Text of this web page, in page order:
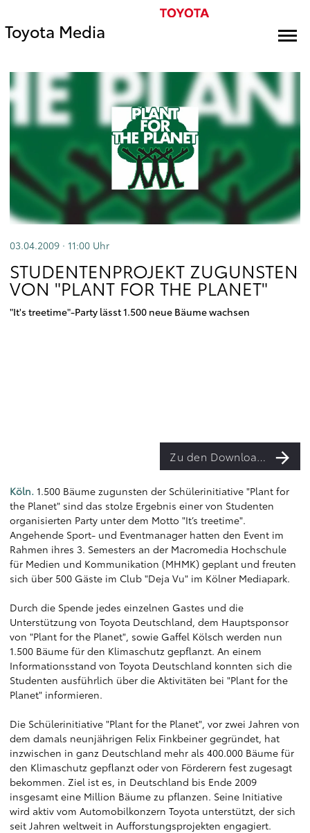
Toyota Media
03.04.2009 · 11:00 Uhr
STUDENTENPROJEKT ZUGUNSTEN
VON "PLANT FOR THE PLANET"
"It's treetime"-Party lässt 1.500 neue Bäume wachsen
Zu den Downloads
Köln. 1.500 Bäume zugunsten der Schülerinitiative "Plant for
the Planet" sind das stolze Ergebnis einer von Studenten
organisierten Party unter dem Motto "It’s treetime".
Angehende Sport- und Eventmanager hatten den Event im
Rahmen ihres 3. Semesters an der Macromedia Hochschule
für Medien und Kommunikation (MHMK) geplant und freuten
sich über 500 Gäste im Club "Deja Vu" im Kölner Mediapark.
Durch die Spende jedes einzelnen Gastes und die
Unterstützung von Toyota Deutschland, dem Hauptsponsor
von "Plant for the Planet", sowie Gaffel Kölsch werden nun
1.500 Bäume für den Klimaschutz gepflanzt. An einem
Informationsstand von Toyota Deutschland konnten sich die
Studenten ausführlich über die Aktivitäten bei "Plant for the
Planet" informieren.
Die Schülerinitiative "Plant for the Planet", vor zwei Jahren von
dem damals neunjährigen Felix Finkbeiner gegründet, hat
inzwischen in ganz Deutschland mehr als 400.000 Bäume für
den Klimaschutz gepflanzt oder von Förderern fest zugesagt
bekommen. Ziel ist es, in Deutschland bis Ende 2009
insgesamt eine Million Bäume zu pflanzen. Seine Initiative
wird aktiv vom Automobilkonzern Toyota unterstützt, der sich
seit Jahren weltweit in Aufforstungsprojekten engagiert.